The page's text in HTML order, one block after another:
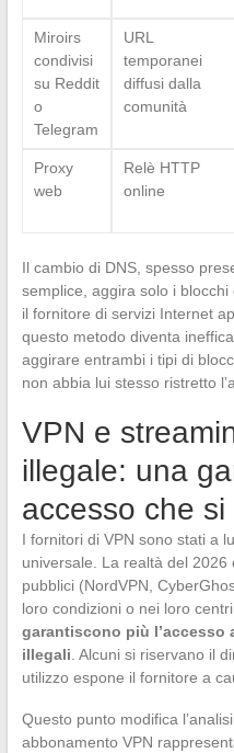
Miroirs
condivisi
su Reddit
o
Telegram
URL
temporanei
diffusi dalla
comunità
Proxy
web
Relè HTTP
online
Il cambio di DNS, spesso
semplice, aggira solo i
il fornitore di servizi Internet
questo metodo diventa
aggirare entrambi i tipi di
non abbia lui stesso ristretto
VPN e
illegale: una
accesso che si
I fornitori di VPN sono stati a
universale. La realtà del 2026
pubblici (NordVPN,
loro condizioni o nei loro
garantiscono più
illegali. Alcuni si riservano il
utilizzo espone il fornitore a
Questo punto modifica
abbonamento VPN